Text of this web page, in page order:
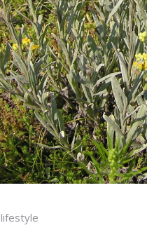
lifestyle